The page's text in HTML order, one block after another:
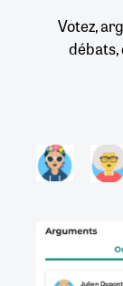
Votez,